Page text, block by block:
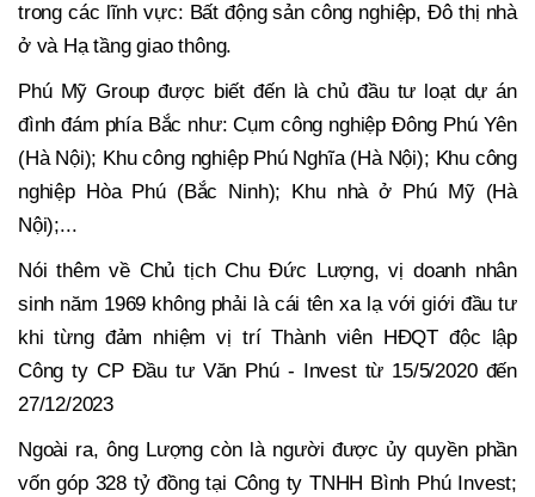
trong các lĩnh vực: Bất động sản công nghiệp, Đô thị nhà
ở và Hạ tầng giao thông.
Phú Mỹ Group được biết đến là chủ đầu tư loạt dự án
đình đám phía Bắc như: Cụm công nghiệp Đông Phú Yên
(Hà Nội); Khu công nghiệp Phú Nghĩa (Hà Nội); Khu công
nghiệp Hòa Phú (Bắc Ninh); Khu nhà ở Phú Mỹ (Hà
Nội);...
Nói thêm về Chủ tịch Chu Đức Lượng, vị doanh nhân
sinh năm 1969 không phải là cái tên xa lạ với giới đầu tư
khi từng đảm nhiệm vị trí Thành viên HĐQT độc lập
Công ty CP Đầu tư Văn Phú - Invest từ 15/5/2020 đến
27/12/2023
Ngoài ra, ông Lượng còn là người được ủy quyền phần
vốn góp 328 tỷ đồng tại Công ty TNHH Bình Phú Invest;